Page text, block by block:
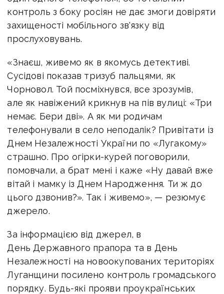
контроль з боку росіян не дає змоги довіряти
захищеності мобільного зв'язку від
прослуховувань.
«Знаєш, живемо як в якомусь детективі.
Сусідові показав тризуб пальцями, як
Чорновол. Той посміхнувся, все зрозумів,
але як навіжений крикнув на пів вулиці: «Три
немає. Бери дві». А як ми родичам
телефонували в село неподалік? Привітати із
Днем Незалежності України по «Лугакому»
страшно. Про огірки-курей поговорили,
помовчали, а брат мені і каже «Ну давай вже
вітай і мамку із Днем Народження. Ти ж до
цього дзвонив?». Так і живемо», — резюмує
джерело.
За інформацією від джерел, в
День Державного прапора та в День
Незалежності на новоокупованих територіях
Луганщини посилено контроль громадського
порядку. Будь-які прояви проукраїнських